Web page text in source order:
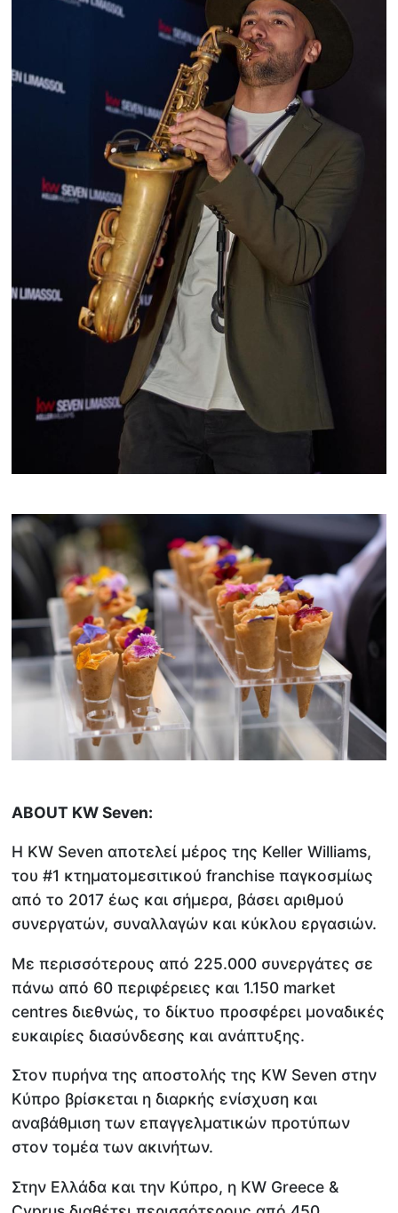
ABOUT KW Seven:
Η KW Seven αποτελεί μέρος της Keller Williams,
του #1 κτηματομεσιτικού franchise παγκοσμίως
από το 2017 έως και σήμερα, βάσει αριθμού
συνεργατών, συναλλαγών και κύκλου εργασιών.
Με περισσότερους από 225.000 συνεργάτες σε
πάνω από 60 περιφέρειες και 1.150 market
centres διεθνώς, το δίκτυο προσφέρει μοναδικές
ευκαιρίες διασύνδεσης και ανάπτυξης.
Στον πυρήνα της αποστολής της KW Seven στην
Κύπρο βρίσκεται η διαρκής ενίσχυση και
αναβάθμιση των επαγγελματικών προτύπων
στον τομέα των ακινήτων.
Στην Ελλάδα και την Κύπρο, η KW Greece &